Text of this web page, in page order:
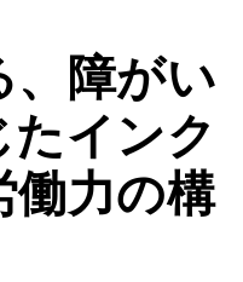
、障がい
インク
働力の構